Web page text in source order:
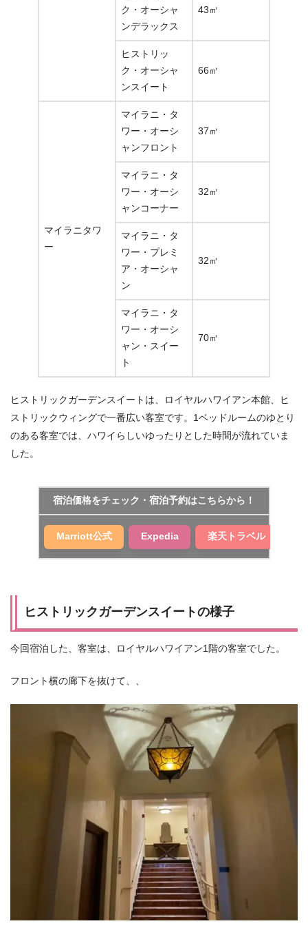
ク・オーシャ
ンデラックス
43㎡
ヒストリッ
ク・オーシャ
ンスイート
66㎡
マイラニタワ
ー
マイラニ・タ
ワー・オーシ
ャンフロント
37㎡
マイラニ・タ
ワー・オーシ
ャンコーナー
32㎡
マイラニ・タ
ワー・プレミ
ア・オーシャ
ン
32㎡
マイラニ・タ
ワー・オーシ
ャン・スイー
ト
70㎡
ヒストリックガーデンスイートは、ロイヤルハワイアン本館、ヒ
ストリックウィングで一番広い客室です。1ベッドルームのゆとり
のある客室では、ハワイらしいゆったりとした時間が流れていま
した。
宿泊価格をチェック・宿泊予約はこちらから！
Marriott公式 Expedia 楽天トラベル
ヒストリックガーデンスイートの様子
今回宿泊した、客室は、ロイヤルハワイアン1階の客室でした。
フロント横の廊下を抜けて、、